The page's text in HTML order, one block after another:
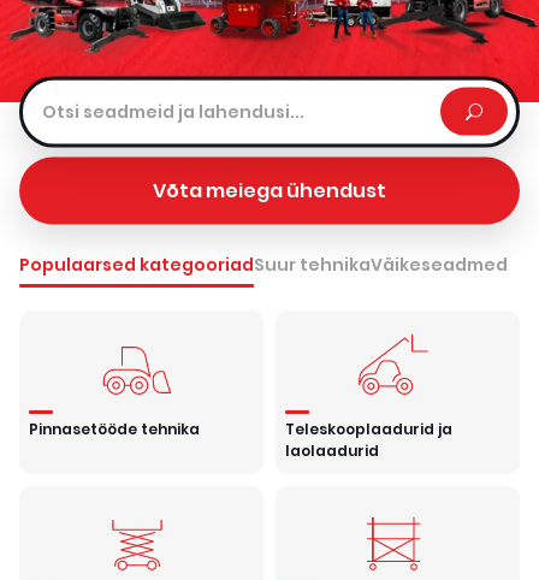
Võta meiega ühendust
Populaarsed kategooriadSuur tehnikaVäikeseadmed
Pinnasetööde tehnika
Teleskooplaadurid ja
laolaadurid